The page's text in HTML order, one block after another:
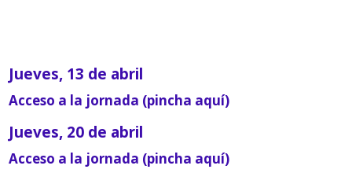
Jueves, 13 de abril
Acceso a la jornada (pincha aquí)
Jueves, 20 de abril
Acceso a la jornada (pincha aquí)